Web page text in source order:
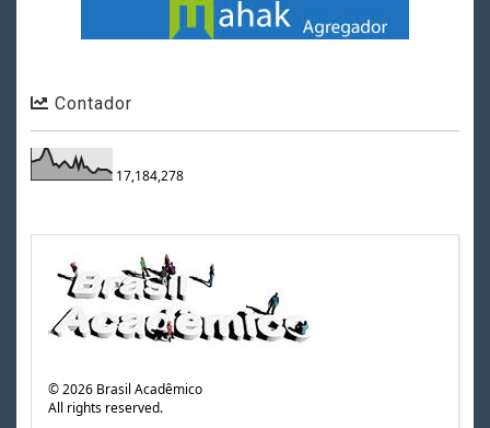
Contador
17,184,278
©2026 Brasil Acadêmico
All rights reserved.